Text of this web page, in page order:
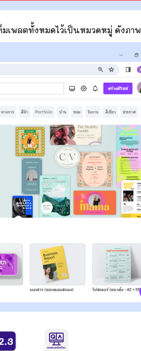
มเพลตทั้งหมดไว้เป็นหมวดหมู่ ดังภาพ